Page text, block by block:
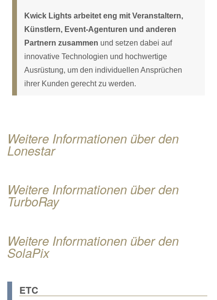
Kwick Lights arbeitet eng mit Veranstaltern,
Künstlern, Event-Agenturen und anderen
Partnern zusammen und setzen dabei auf
innovative Technologien und hochwertige
Ausrüstung, um den individuellen Ansprüchen
ihrer Kunden gerecht zu werden.
Weitere Informationen über den
Lonestar
Weitere Informationen über den
TurboRay
Weitere Informationen über den
SolaPix
ETC